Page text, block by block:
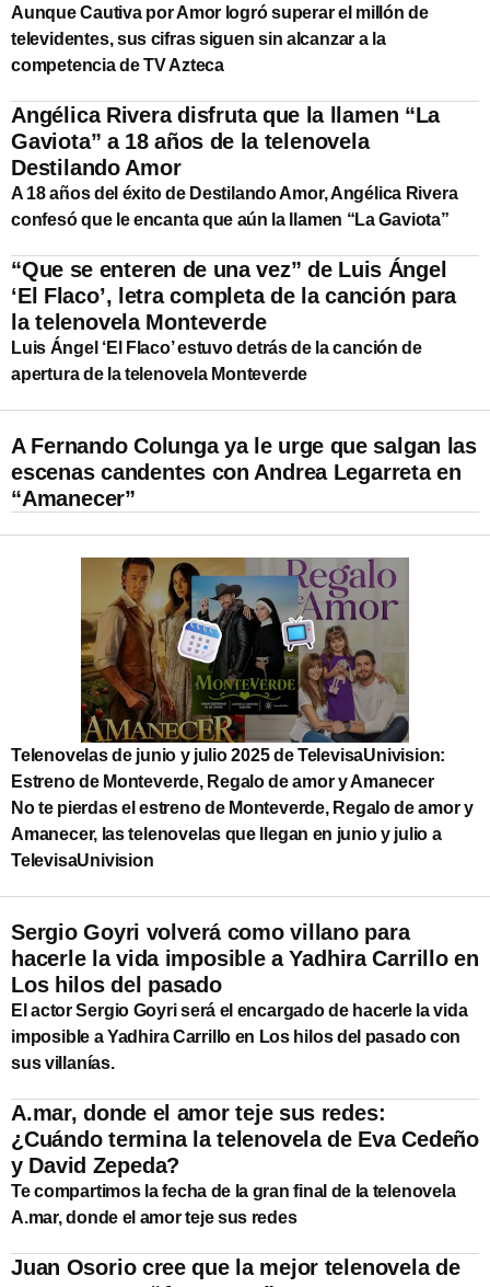
Aunque Cautiva por Amor logró superar el millón de
televidentes, sus cifras siguen sin alcanzar a la
competencia de TV Azteca
Angélica Rivera disfruta que la llamen “La
Gaviota” a 18 años de la telenovela
Destilando Amor
A 18 años del éxito de Destilando Amor, Angélica Rivera
confesó que le encanta que aún la llamen “La Gaviota”
“Que se enteren de una vez” de Luis Ángel
‘El Flaco’, letra completa de la canción para
la telenovela Monteverde
Luis Ángel ‘El Flaco’ estuvo detrás de la canción de
apertura de la telenovela Monteverde
A Fernando Colunga ya le urge que salgan las
escenas candentes con Andrea Legarreta en
“Amanecer”
Telenovelas de junio y julio 2025 de TelevisaUnivision:
Estreno de Monteverde, Regalo de amor y Amanecer
No te pierdas el estreno de Monteverde, Regalo de amor y
Amanecer, las telenovelas que llegan en junio y julio a
TelevisaUnivision
Sergio Goyri volverá como villano para
hacerle la vida imposible a Yadhira Carrillo en
Los hilos del pasado
El actor Sergio Goyri será el encargado de hacerle la vida
imposible a Yadhira Carrillo en Los hilos del pasado con
sus villanías.
A.mar, donde el amor teje sus redes:
¿Cuándo termina la telenovela de Eva Cedeño
y David Zepeda?
Te compartimos la fecha de la gran final de la telenovela
A.mar, donde el amor teje sus redes
Juan Osorio cree que la mejor telenovela de